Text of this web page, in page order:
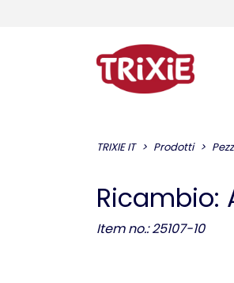
TRIXIE IT Prodotti
Ricambio:
Item no.: 25107-10